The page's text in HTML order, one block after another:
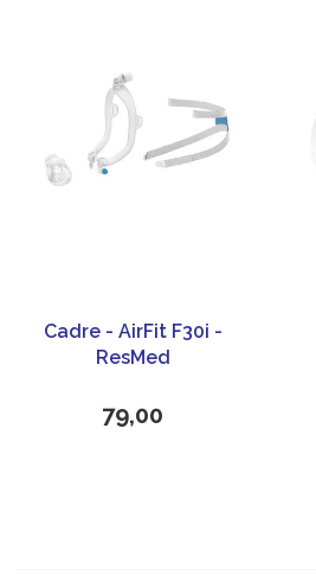
Cadre - AirFit F30i -
ResMed
79,00